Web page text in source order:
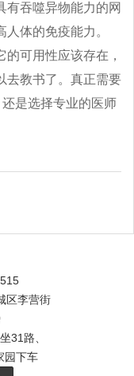
有吞噬异物能力的网
体的免疫能力。
可用性应该存在，
去教书了。真正需要
是选择专业的医师
区李营街
31路、
园下车